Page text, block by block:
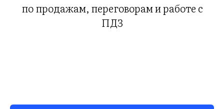
по продажам, переговорам и работе с
ПДЗ